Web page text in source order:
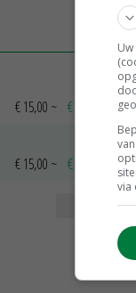
€ 15,00 ~ € 23,00
€ 15,00 ~ € 23,00
MEER
via